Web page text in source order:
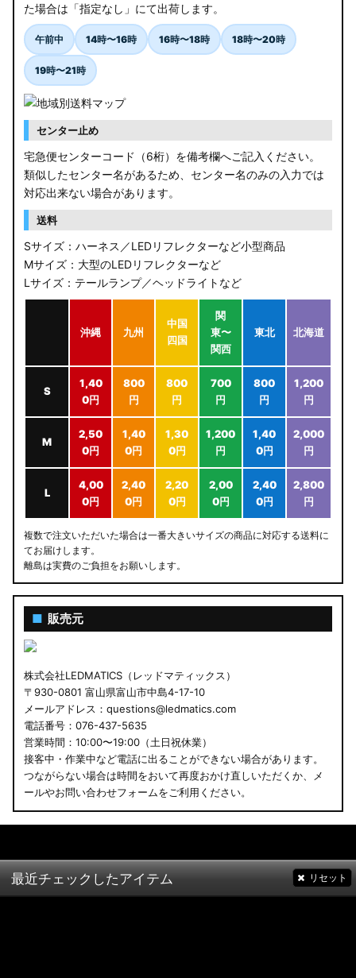
た場合は「指定なし」にて出荷します。
午前中 14時〜16時 16時〜18時 18時〜20時
19時〜21時
センター止め
宅急便センターコード（6桁）を備考欄へご記入ください。
類似したセンター名があるため、センター名のみの入力では
対応出来ない場合があります。
送料
Sサイズ：ハーネス／LEDリフレクターなど小型商品
Mサイズ：大型のLEDリフレクターなど
Lサイズ：テールランプ／ヘッドライトなど
沖縄 九州
中国
四国
関
東〜
関西
東北 北海道
S
1,40
0円
800
円
800
円
700
円
800
円
1,200
円
M
2,50
0円
1,40
0円
1,30
0円
1,200
円
1,40
0円
2,000
円
L
4,00
0円
2,40
0円
2,20
0円
2,00
0円
2,40
0円
2,800
円
複数で注文いただいた場合は一番大きいサイズの商品に対応する送料に
てお届けします。
離島は実費のご負担をお願いします。
■ 販売元
株式会社LEDMATICS（レッドマティックス）
〒930-0801 富山県富山市中島4-17-10
メールアドレス：questions@ledmatics.com
電話番号：076-437-5635
営業時間：10:00〜19:00（土日祝休業）
接客中・作業中など電話に出ることができない場合があります。
つながらない場合は時間をおいて再度おかけ直しいただくか、メ
ールやお問い合わせフォームをご利用ください。
最近チェックしたアイテム リセット